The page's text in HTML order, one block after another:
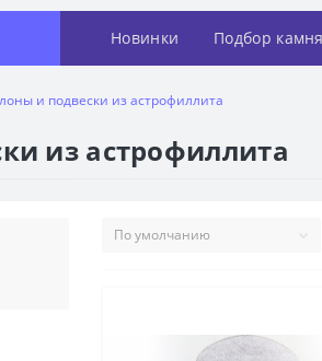
Новинки Подбор камня
и подвески из астрофиллита
из астрофиллита